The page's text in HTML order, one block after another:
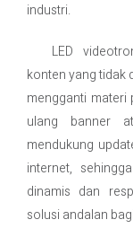
industri.
LED
konten yang tidak
mengganti
ulang banner
mendukung
internet,
dinamis dan
solusi andalan